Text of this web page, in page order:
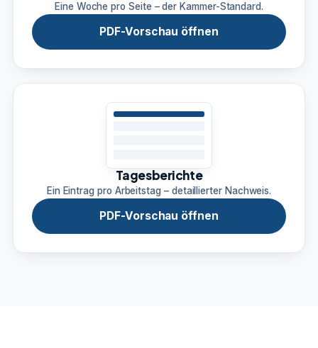
Eine Woche pro Seite – der Kammer-Standard.
PDF-Vorschau öffnen
Tagesberichte
Ein Eintrag pro Arbeitstag – detaillierter Nachweis.
PDF-Vorschau öffnen